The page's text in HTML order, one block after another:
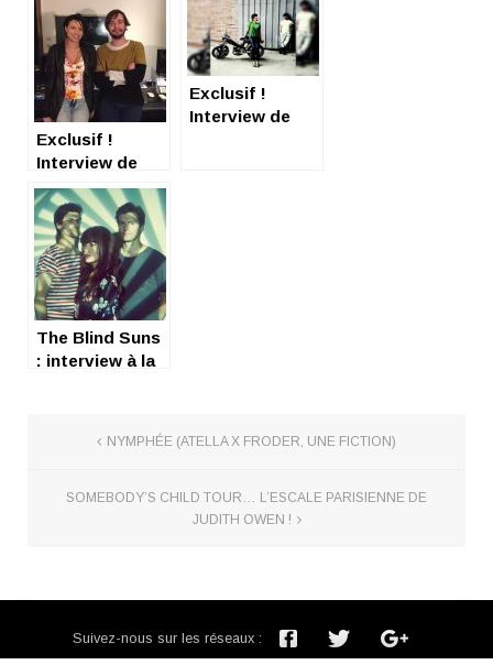
review
(admiratives)
Exclusif !
Interview de
Ginkgoa
Exclusif !
Interview de
The Blind Suns
: interview à la
NYMPHÉE (ATELLA X FRODER, UNE FICTION)
SOMEBODY’S CHILD TOUR… L’ESCALE PARISIENNE DE
JUDITH OWEN !
Suivez-nous sur les réseaux :